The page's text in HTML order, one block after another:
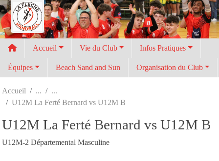
Accueil Vie du Club Infos Pratiques
Équipes Beach Sand and Sun Organisation du Club
Accueil
U12M La Ferté Bernard vs U12M B
U12M La Ferté Bernard vs U12M B
U12M-2 Départemental Masculine
Panneau de gestion des cookies